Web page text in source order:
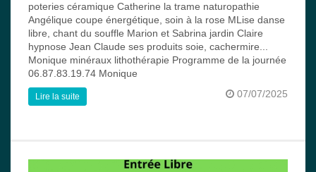
poteries céramique Catherine la trame naturopathie
Angélique coupe énergétique, soin à la rose MLise danse
libre, chant du souffle Marion et Sabrina jardin Claire
hypnose Jean Claude ses produits soie, cachermire...
Monique minéraux lithothérapie Programme de la journée
06.87.83.19.74 Monique
07/07/2025
Lire la suite